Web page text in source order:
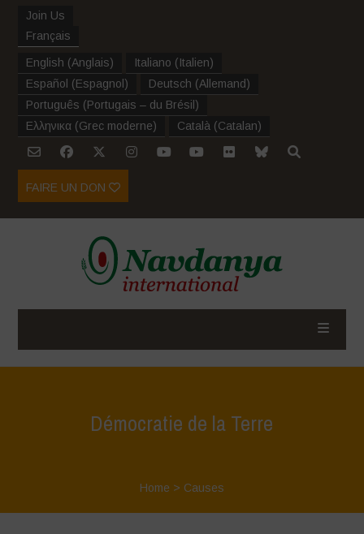
Join Us
Français
English (Anglais) Italiano (Italien)
Español (Espagnol ) Deutsch (Allemand)
Português (Portugais – du Brésil )
Ελληνικα (Grec moderne) Català (Catalan)
FAIRE UN DON
Démocratie de la Terre
Home > Causes